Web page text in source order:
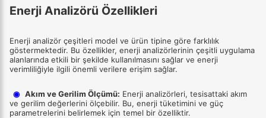
Enerji Analizörü Özellikleri
Enerji analizör çeşitleri model ve ürün tipine göre farklılık
göstermektedir. Bu özellikler, enerji analizörlerinin çeşitli uygulama
alanlarında etkili bir şekilde kullanılmasını sağlar ve enerji
verimliliğiyle ilgili önemli verilere erişim sağlar.
◉ Akım ve Gerilim Ölçümü: Enerji analizörleri, tesisattaki akım
ve gerilim değerlerini ölçebilir. Bu, enerji tüketimini ve güç
parametrelerini belirlemek için temel bir özelliktir.